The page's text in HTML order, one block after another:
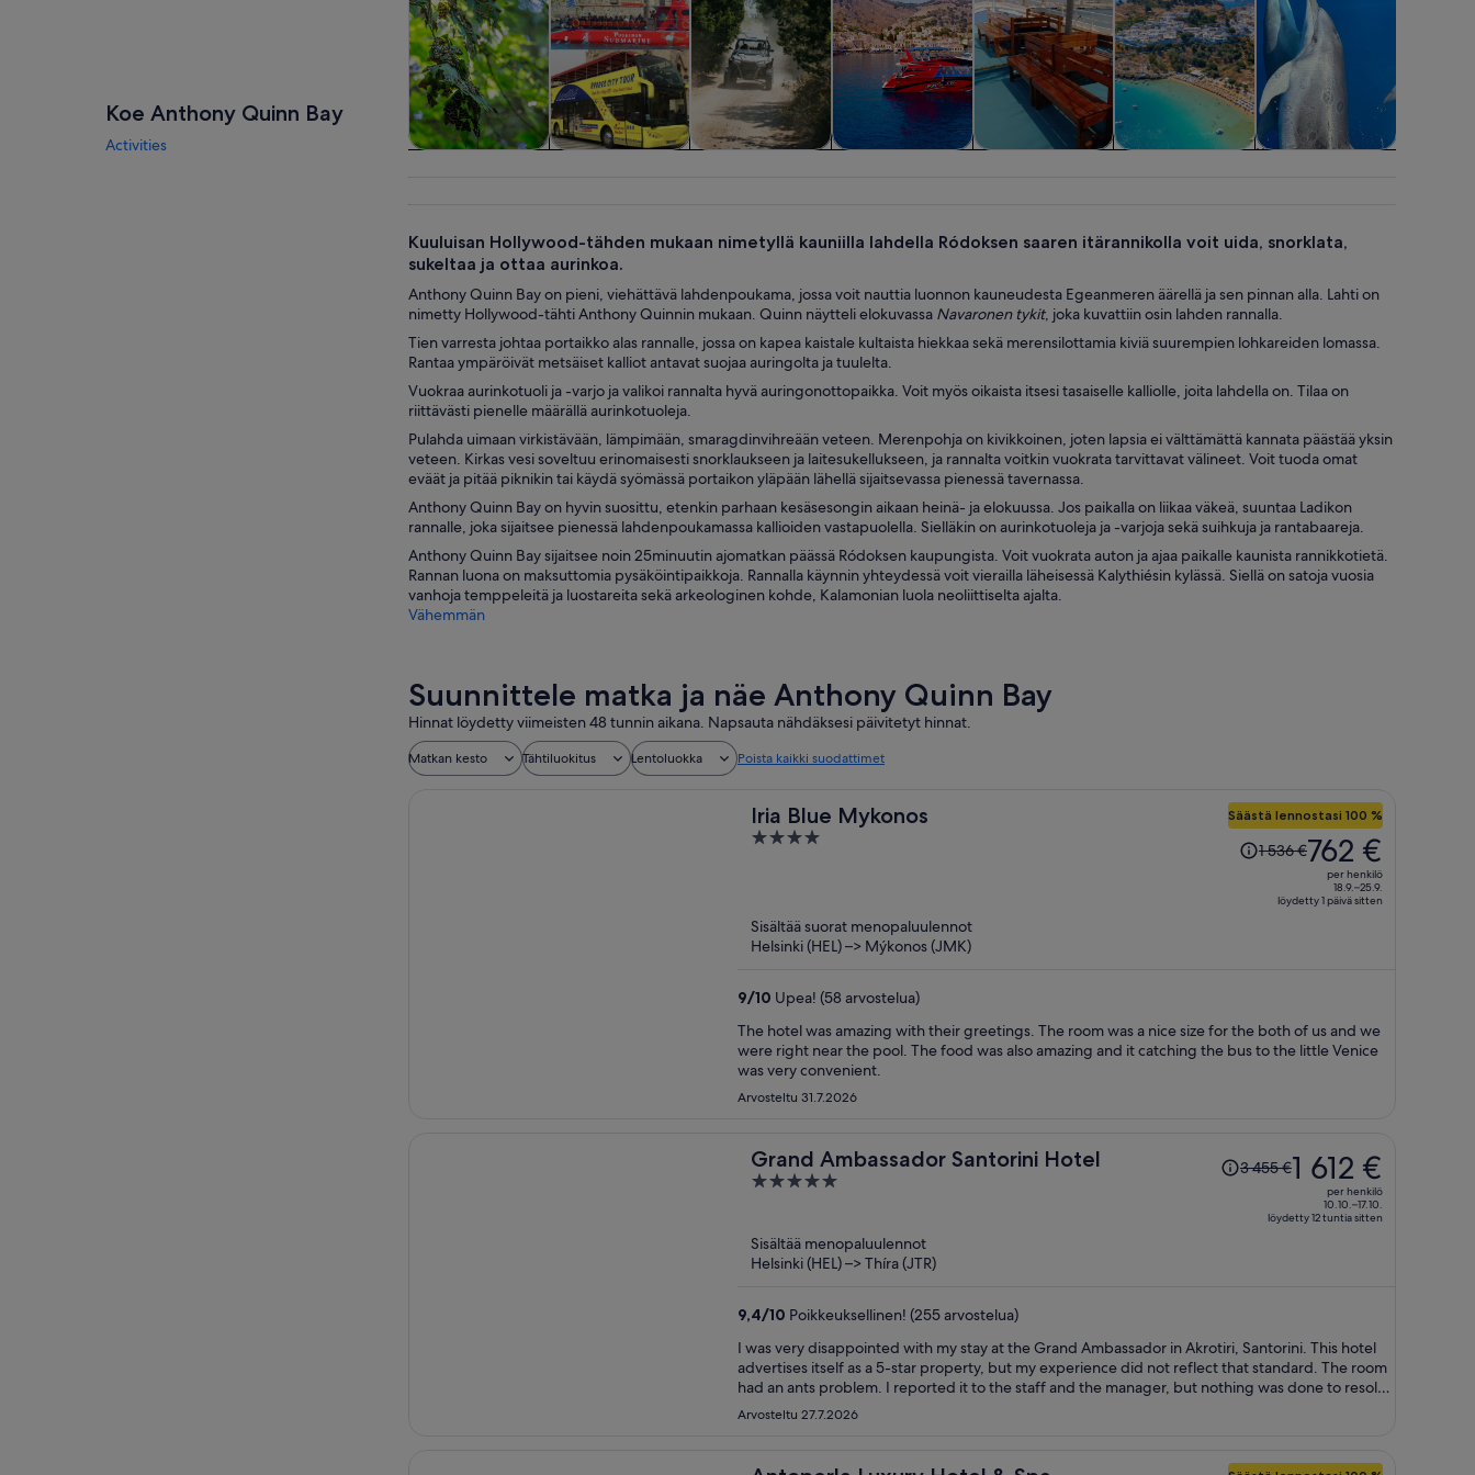
Koe Anthony Quinn Bay
Activities
Kuuluisan Hollywood-tähden mukaan nimetyllä kauniilla lahdella Ródoksen saaren itärannikolla voit uida, snorklata,
sukeltaa ja ottaa aurinkoa.
Anthony Quinn Bay on pieni, viehättävä lahdenpoukama, jossa voit nauttia luonnon kauneudesta Egeanmeren äärellä ja sen pinnan alla. Lahti on
nimetty Hollywood-tähti Anthony Quinnin mukaan. Quinn näytteli elokuvassa Navaronen tykit, joka kuvattiin osin lahden rannalla.
Tien varresta johtaa portaikko alas rannalle, jossa on kapea kaistale kultaista hiekkaa sekä merensilottamia kiviä suurempien lohkareiden lomassa.
Rantaa ympäröivät metsäiset kalliot antavat suojaa auringolta ja tuulelta.
Vuokraa aurinkotuoli ja -varjo ja valikoi rannalta hyvä auringonottopaikka. Voit myös oikaista itsesi tasaiselle kalliolle, joita lahdella on. Tilaa on
riittävästi pienelle määrällä aurinkotuoleja.
Pulahda uimaan virkistävään, lämpimään, smaragdinvihreään veteen. Merenpohja on kivikkoinen, joten lapsia ei välttämättä kannata päästää yksin
veteen. Kirkas vesi soveltuu erinomaisesti snorklaukseen ja laitesukellukseen, ja rannalta voitkin vuokrata tarvittavat välineet. Voit tuoda omat
eväät ja pitää piknikin tai käydä syömässä portaikon yläpään lähellä sijaitsevassa pienessä tavernassa.
Anthony Quinn Bay on hyvin suosittu, etenkin parhaan kesäsesongin aikaan heinä- ja elokuussa. Jos paikalla on liikaa väkeä, suuntaa Ladikon
rannalle, joka sijaitsee pienessä lahdenpoukamassa kallioiden vastapuolella. Sielläkin on aurinkotuoleja ja -varjoja sekä suihkuja ja rantabaareja.
Anthony Quinn Bay sijaitsee noin 25minuutin ajomatkan päässä Ródoksen kaupungista. Voit vuokrata auton ja ajaa paikalle kaunista rannikkotietä.
Rannan luona on maksuttomia pysäköintipaikkoja. Rannalla käynnin yhteydessä voit vierailla läheisessä Kalythiésin kylässä. Siellä on satoja vuosia
vanhoja temppeleitä ja luostareita sekä arkeologinen kohde, Kalamonian luola neoliittiselta ajalta.
Vähemmän
Suunnittele matka ja näe Anthony Quinn Bay
Hinnat löydetty viimeisten 48 tunnin aikana. Napsauta nähdäksesi päivitetyt hinnat.
Matkan kesto Tähtiluokitus Lentoluokka Poista kaikki suodattimet
Iria Blue Mykonos
4
Säästä lennostasi 100 %
Hinta
oli
henkilö
1 536 €762 €
per henkilö
18.9.–25.9.
löydetty 1 päivä sitten
Sisältää suorat menopaluulennot
Helsinki (HEL) –> Mýkonos (JMK)
9/10 Upea! (58 arvostelua)
The hotel was amazing with their greetings. The room was a nice size for the both of us and we
were right near the pool. The food was also amazing and it catching the bus to the little Venice
was very convenient.
Arvosteltu 31.7.2026
Grand Ambassador Santorini Hotel
5
5
Hinta
oli
henkilö
3 455 €1 612 €
per henkilö
10.10.–17.10.
löydetty 12 tuntia sitten
Sisältää menopaluulennot
Helsinki (HEL) –> Thíra (JTR)
9,4/10 Poikkeuksellinen! (255 arvostelua)
I was very disappointed with my stay at the Grand Ambassador in Akrotiri, Santorini. This hotel
advertises itself as a 5-star property, but my experience did not reflect that standard. The room
had an ants problem. I reported it to the staff and the manager, but nothing was done to resolve
the issue during my stay. It's unacceptable to ignore a basic cleanliness concern like this. Though
actually a queen, which was misleading. The manager argued it was a king and send someone
Arvosteltu 27.7.2026